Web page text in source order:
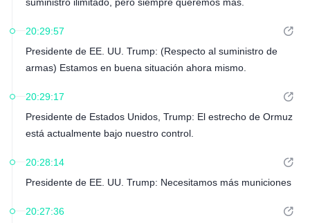
20:29:57
Presidente de EE. UU. Trump: (Respecto al suministro de
armas) Estamos en buena situación ahora mismo.
20:29:17
Presidente de Estados Unidos, Trump: El estrecho de Ormuz
está actualmente bajo nuestro control.
20:28:14
Presidente de EE. UU. Trump: Necesitamos más municiones
20:27:36